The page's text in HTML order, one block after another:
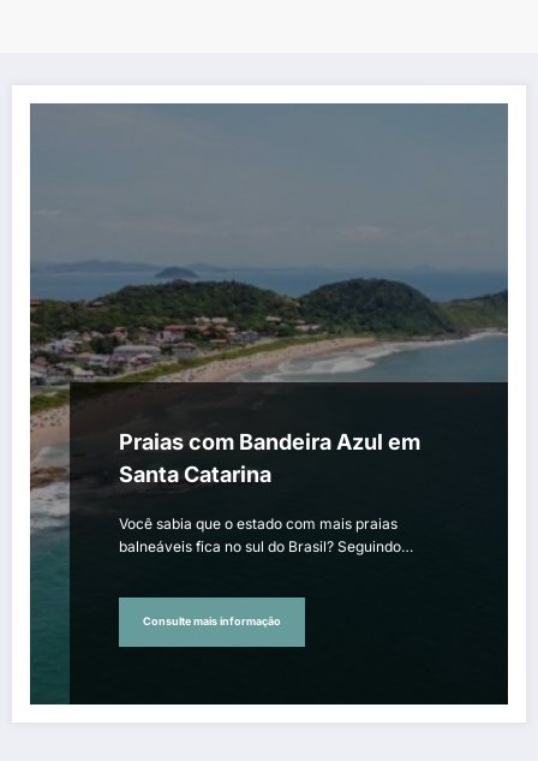
Praias com Bandeira Azul em
Santa Catarina
Você sabia que o estado com mais praias
balneáveis fica no sul do Brasil? Seguindo…
Consulte mais informação